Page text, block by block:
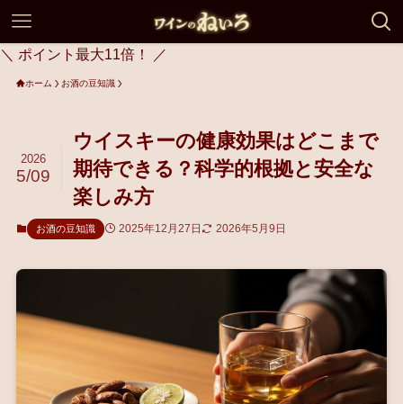
＼ ポイント最大11倍！ ／
ホーム お酒の豆知識
ウイスキーの健康効果はどこまで
期待できる？科学的根拠と安全な
楽しみ方
2026
5/09
お酒の豆知識 2025年12月27日 2026年5月9日